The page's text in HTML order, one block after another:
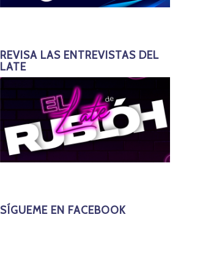
REVISA LAS ENTREVISTAS DEL
LATE
SÍGUEME EN FACEBOOK